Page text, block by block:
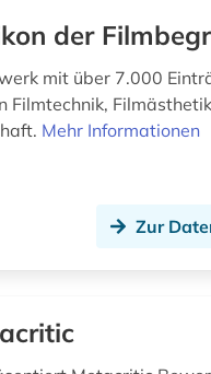
der
mit über 7.000
Filmtechnik,
Mehr Informationen
Zur